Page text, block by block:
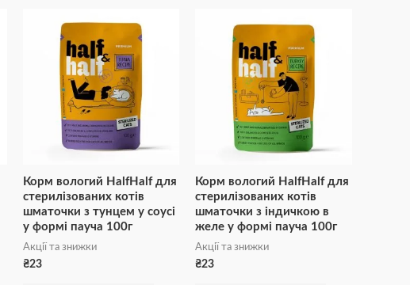
Корм вологий HalfHalf для
стерилізованих котів
шматочки з тунцем у соусі
у формі пауча 100г
Акції та знижки
₴23
Корм вологий HalfHalf для
стерилізованих котів
шматочки з індичкою в
желе у формі пауча 100г
Акції та знижки
₴23